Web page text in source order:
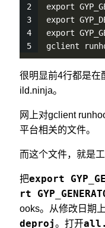
export
export
export
gclient
很明显前4行都是在
ild.ninja。
网上对gclient
平台相关的文件。
而这个文件，就是工
把export
rt
ooks。从修改日期
deproj。打开